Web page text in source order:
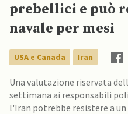
prebellici e può
navale per mesi
USA e Canada Iran
Una valutazione riservata
settimana ai responsabili
l'Iran potrebbe resistere a